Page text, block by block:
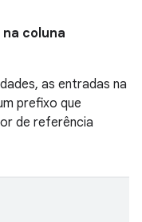
coluna
as entradas na
prefixo que
de referência